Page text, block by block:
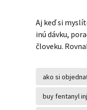
Aj keď si
inú dávku,
človeku.
ako si
buy fentanyl